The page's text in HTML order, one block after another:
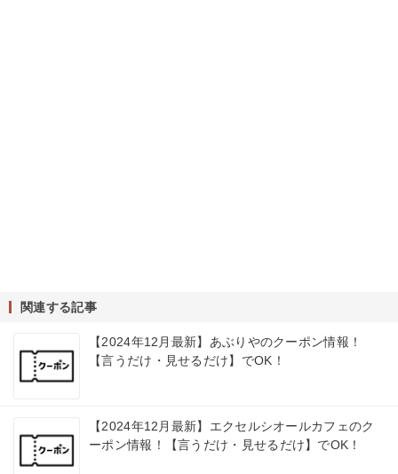
関連する記事
【2024年12月最新】あぶりやのクーポン情報！
【言うだけ・見せるだけ】でOK！
【2024年12月最新】エクセルシオールカフェのク
ーポン情報！【言うだけ・見せるだけ】でOK！